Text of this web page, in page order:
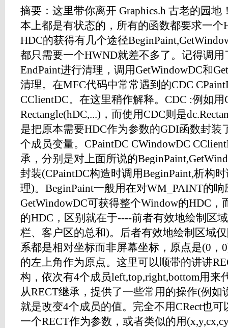
摘要：这里带你离开 Graphics.h 古老的园
本上都是有状态的，所有的函数都要求一个
HDC的获得有几个途径
都只需要一个HWND就差不多了。记得调用
EndPaint进行清理，调用GetWindowDC和
清理。在MFC代码中常常遇到的CDC
CClientDC。在这里稍作解释。CDC :例如
Rectangle(hDC,...)，而使用CDC则是
是把原本需要HDC作为参数的GDI函数封装
个成员变量。CPaintDC CWindowDC
承，分别是对上面所说的
封装(CPaintDC构造时调用BeginPaint,析构
理)。BeginPaint一般用在对WM_PAINT的
GetWindowDC可获得整个Window的HDC，
的HDC，区别就在于----前者有效地绘制区
栏、客户区的总和)。后者有效地绘制区域
系都是相对坐标而非屏幕坐标，原点是(0，
的左上角作为原点。这里可以顺带的讲讲
构，依次有4个成员left,top,right,bottom用来
从RECT继承，提供了一些常用的操作(例
就是改变4个成员的值。完全不用CRect也
一个RECT作为参数，或者类似的用